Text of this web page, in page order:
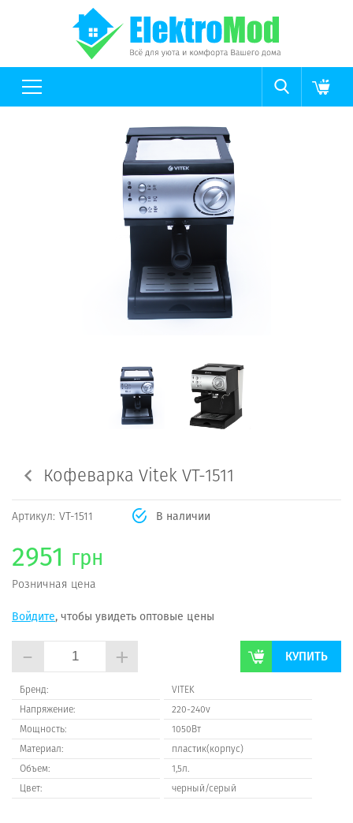
Кофеварка Vitek VT-1511
Артикул: VT-1511 В наличии
2951 грн
Розничная цена
Войдите, чтобы увидеть оптовые цены
- + КУПИТЬ
Бренд:
VITEK
Напряжение:
220-240v
Мощность:
1050Вт
Материал:
пластик(корпус)
Объем:
1,5л.
Цвет:
черный/серый